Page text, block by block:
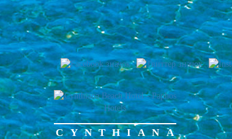
CYNTHIANA